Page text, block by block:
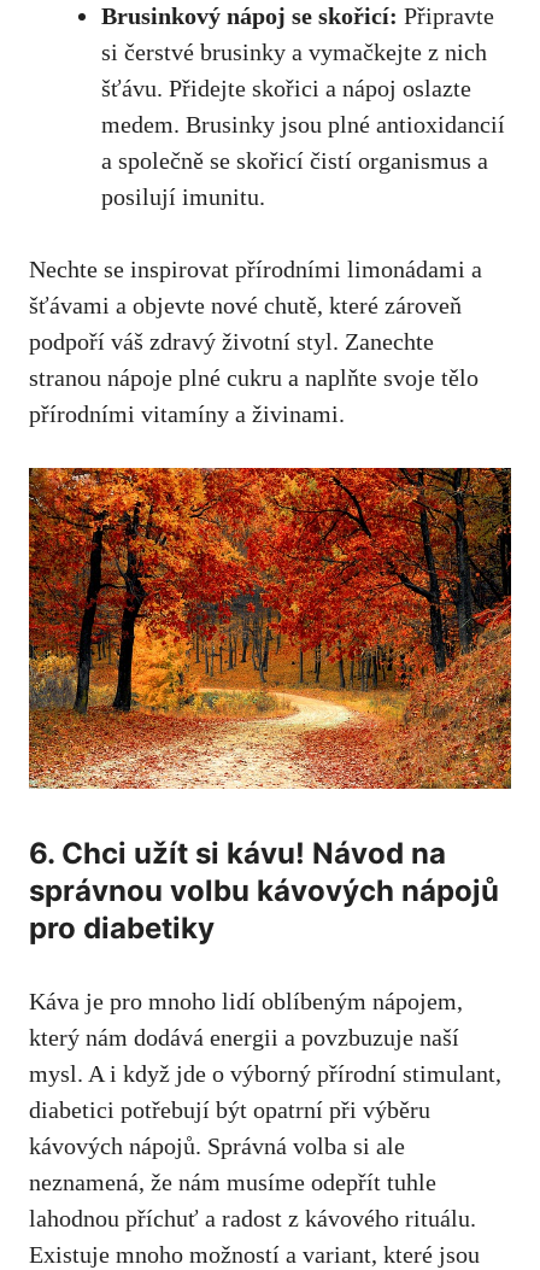
Brusinkový nápoj se skořicí: ‌Připravte
si čerstvé brusinky⁢ a vymačkejte z nich
šťávu. Přidejte skořici a nápoj oslazte
⁣medem.‍ Brusinky jsou⁢ plné‍ antioxidancií‌
a společně‍ se skořicí čistí ​organismus a
posilují ⁤imunitu.
Nechte se inspirovat přírodními ‍limonádami a
šťávami a objevte ​nové chutě, které zároveň⁣
podpoří váš zdravý životní styl. Zanechte
stranou ​nápoje plné⁤ cukru a naplňte svoje tělo
přírodními vitamíny a živinami.
6. ‌Chci užít ⁣si kávu! Návod ⁣na
správnou volbu kávových⁢ nápojů
pro⁤ diabetiky
Káva je pro mnoho lidí oblíbeným nápojem,
‌který nám ‌dodává ⁢energii a povzbuzuje ‍naší
mysl. A ‍i když ⁣jde o ​výborný přírodní‍ stimulant,
diabetici​ potřebují být opatrní při výběru⁤
kávových nápojů. Správná⁢ volba ​si ale
neznamená, že nám musíme ​odepřít ‌tuhle
lahodnou příchuť ⁤a⁣ radost z⁢ kávového rituálu.
⁣Existuje mnoho ⁤možností a variant, které jsou